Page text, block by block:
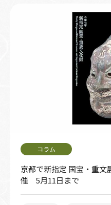
京都で新指定 国宝・重
催 5月11日まで